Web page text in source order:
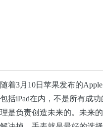
随着3月10日苹果发布的Apple
包括iPad在内，不是所有成
理是负责创造未来的。未来